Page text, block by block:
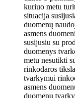
kuriuo metu
situacija
duomenų
asmens
susijusiu su
duomenys
metu nesutikti
rinkodaros
tvarkymui
asmens
duomenų